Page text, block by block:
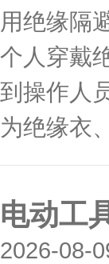
用绝缘隔
个人穿戴
到操作人
为绝缘衣
电动工
2026-08-